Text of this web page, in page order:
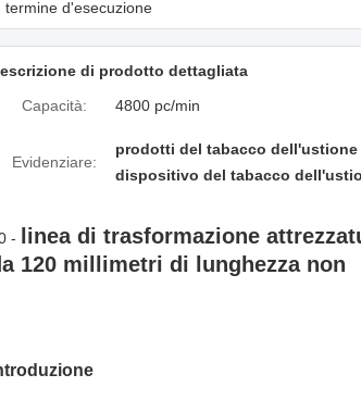
termine d'esecuzione
di prodotto dettagliata
Capacità:
4800 pc/min
Evidenziare:
prodotti del tabacco dell'ustione
dispositivo del tabacco
-
linea di trasformazione
120 millimetri di lunghezza non